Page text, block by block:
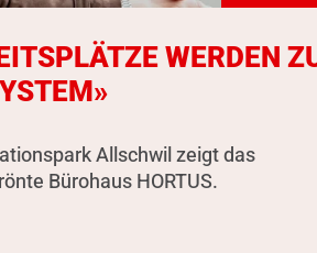
WERDEN
Allschwil zeigt das
Bürohaus HORTUS.